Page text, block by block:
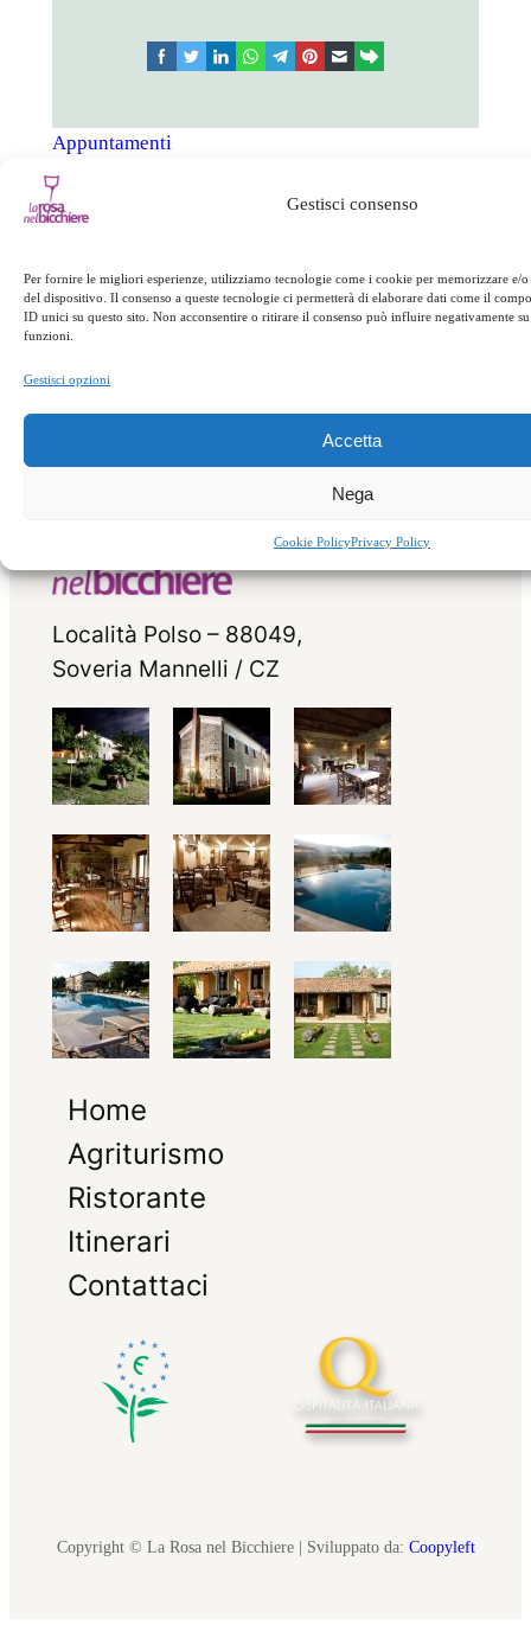
Gestisci consenso
Per fornire le migliori esperienze, utilizziamo tecnologie come i cookie per memorizzare e/
del dispositivo. Il consenso a queste tecnologie ci permetterà di elaborare dati come il
ID unici su questo sito. Non acconsentire o ritirare il consenso può influire negativamente
funzioni.
Gestisci opzioni
Accetta
Nega
Cookie PolicyPrivacy Policy
facebooktwitterlinkedinwhatsapptelegram
pinterest email link
Appuntamenti
a base di baccalà
→
Località Polso – 88049,
Soveria Mannelli / CZ
Home
Agriturismo
Ristorante
Itinerari
Contattaci
Copyright © La Rosa nel Bicchiere | Sviluppato da: Coopyleft